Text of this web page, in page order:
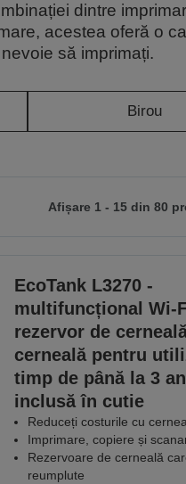
dintre
acestea oferă o
să imprimați.
Birou
Afișare 1 - 15 din 80
EcoTank L3270 -
multifuncțional Wi-
rezervor de
cerneală pentru
timp de până la 3
inclusă în cutie
Reduceți costurile cu
Imprimare, copiere și
Rezervoare de cerneală
reumplute